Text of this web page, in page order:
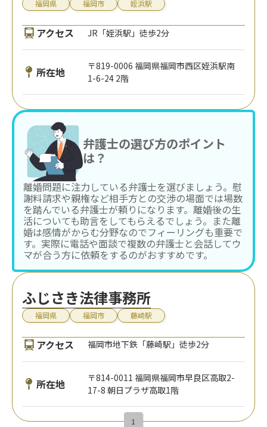
福岡県 福岡市 姪浜駅
アクセス JR「姪浜駅」徒歩2分
所在地
〒819-0006 福岡県福岡市西区姪浜駅南
1-6-24 2階
弁護士の選び方のポイント
は？
離婚問題に注力している弁護士を選びましょう。慰
謝料請求や親権など相手方との交渉の場面では場数
を踏んでいる弁護士が頼りになります。離婚後の生
活についても助言をしてもらえるでしょう。また離
婚は感情がからむ分野なのでフィーリングも重要で
す。実際に電話や面談で複数の弁護士と会話してウ
マが合う方に依頼をするのがおすすめです。
ふじさき法律事務所
福岡県 福岡市 藤崎駅
アクセス 福岡市地下鉄「藤崎駅」徒歩2分
所在地
〒814-0011 福岡県福岡市早良区高取2-
17-8 朝日プラザ高取1階
1